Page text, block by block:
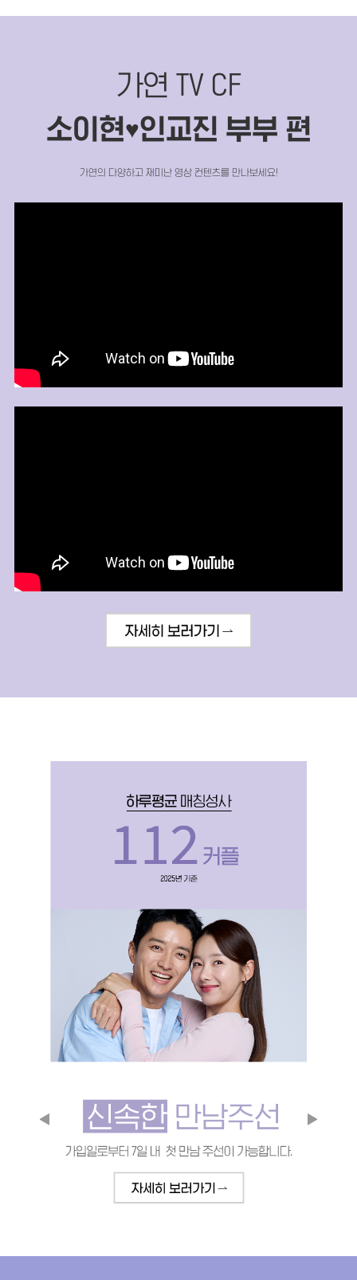
가연 TV CF
소이현♥인교진 부부 편
가연의 다양하고 재미난 영상 컨텐츠를 만나보세요!